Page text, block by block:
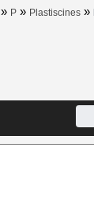
» P » Plastiscines »